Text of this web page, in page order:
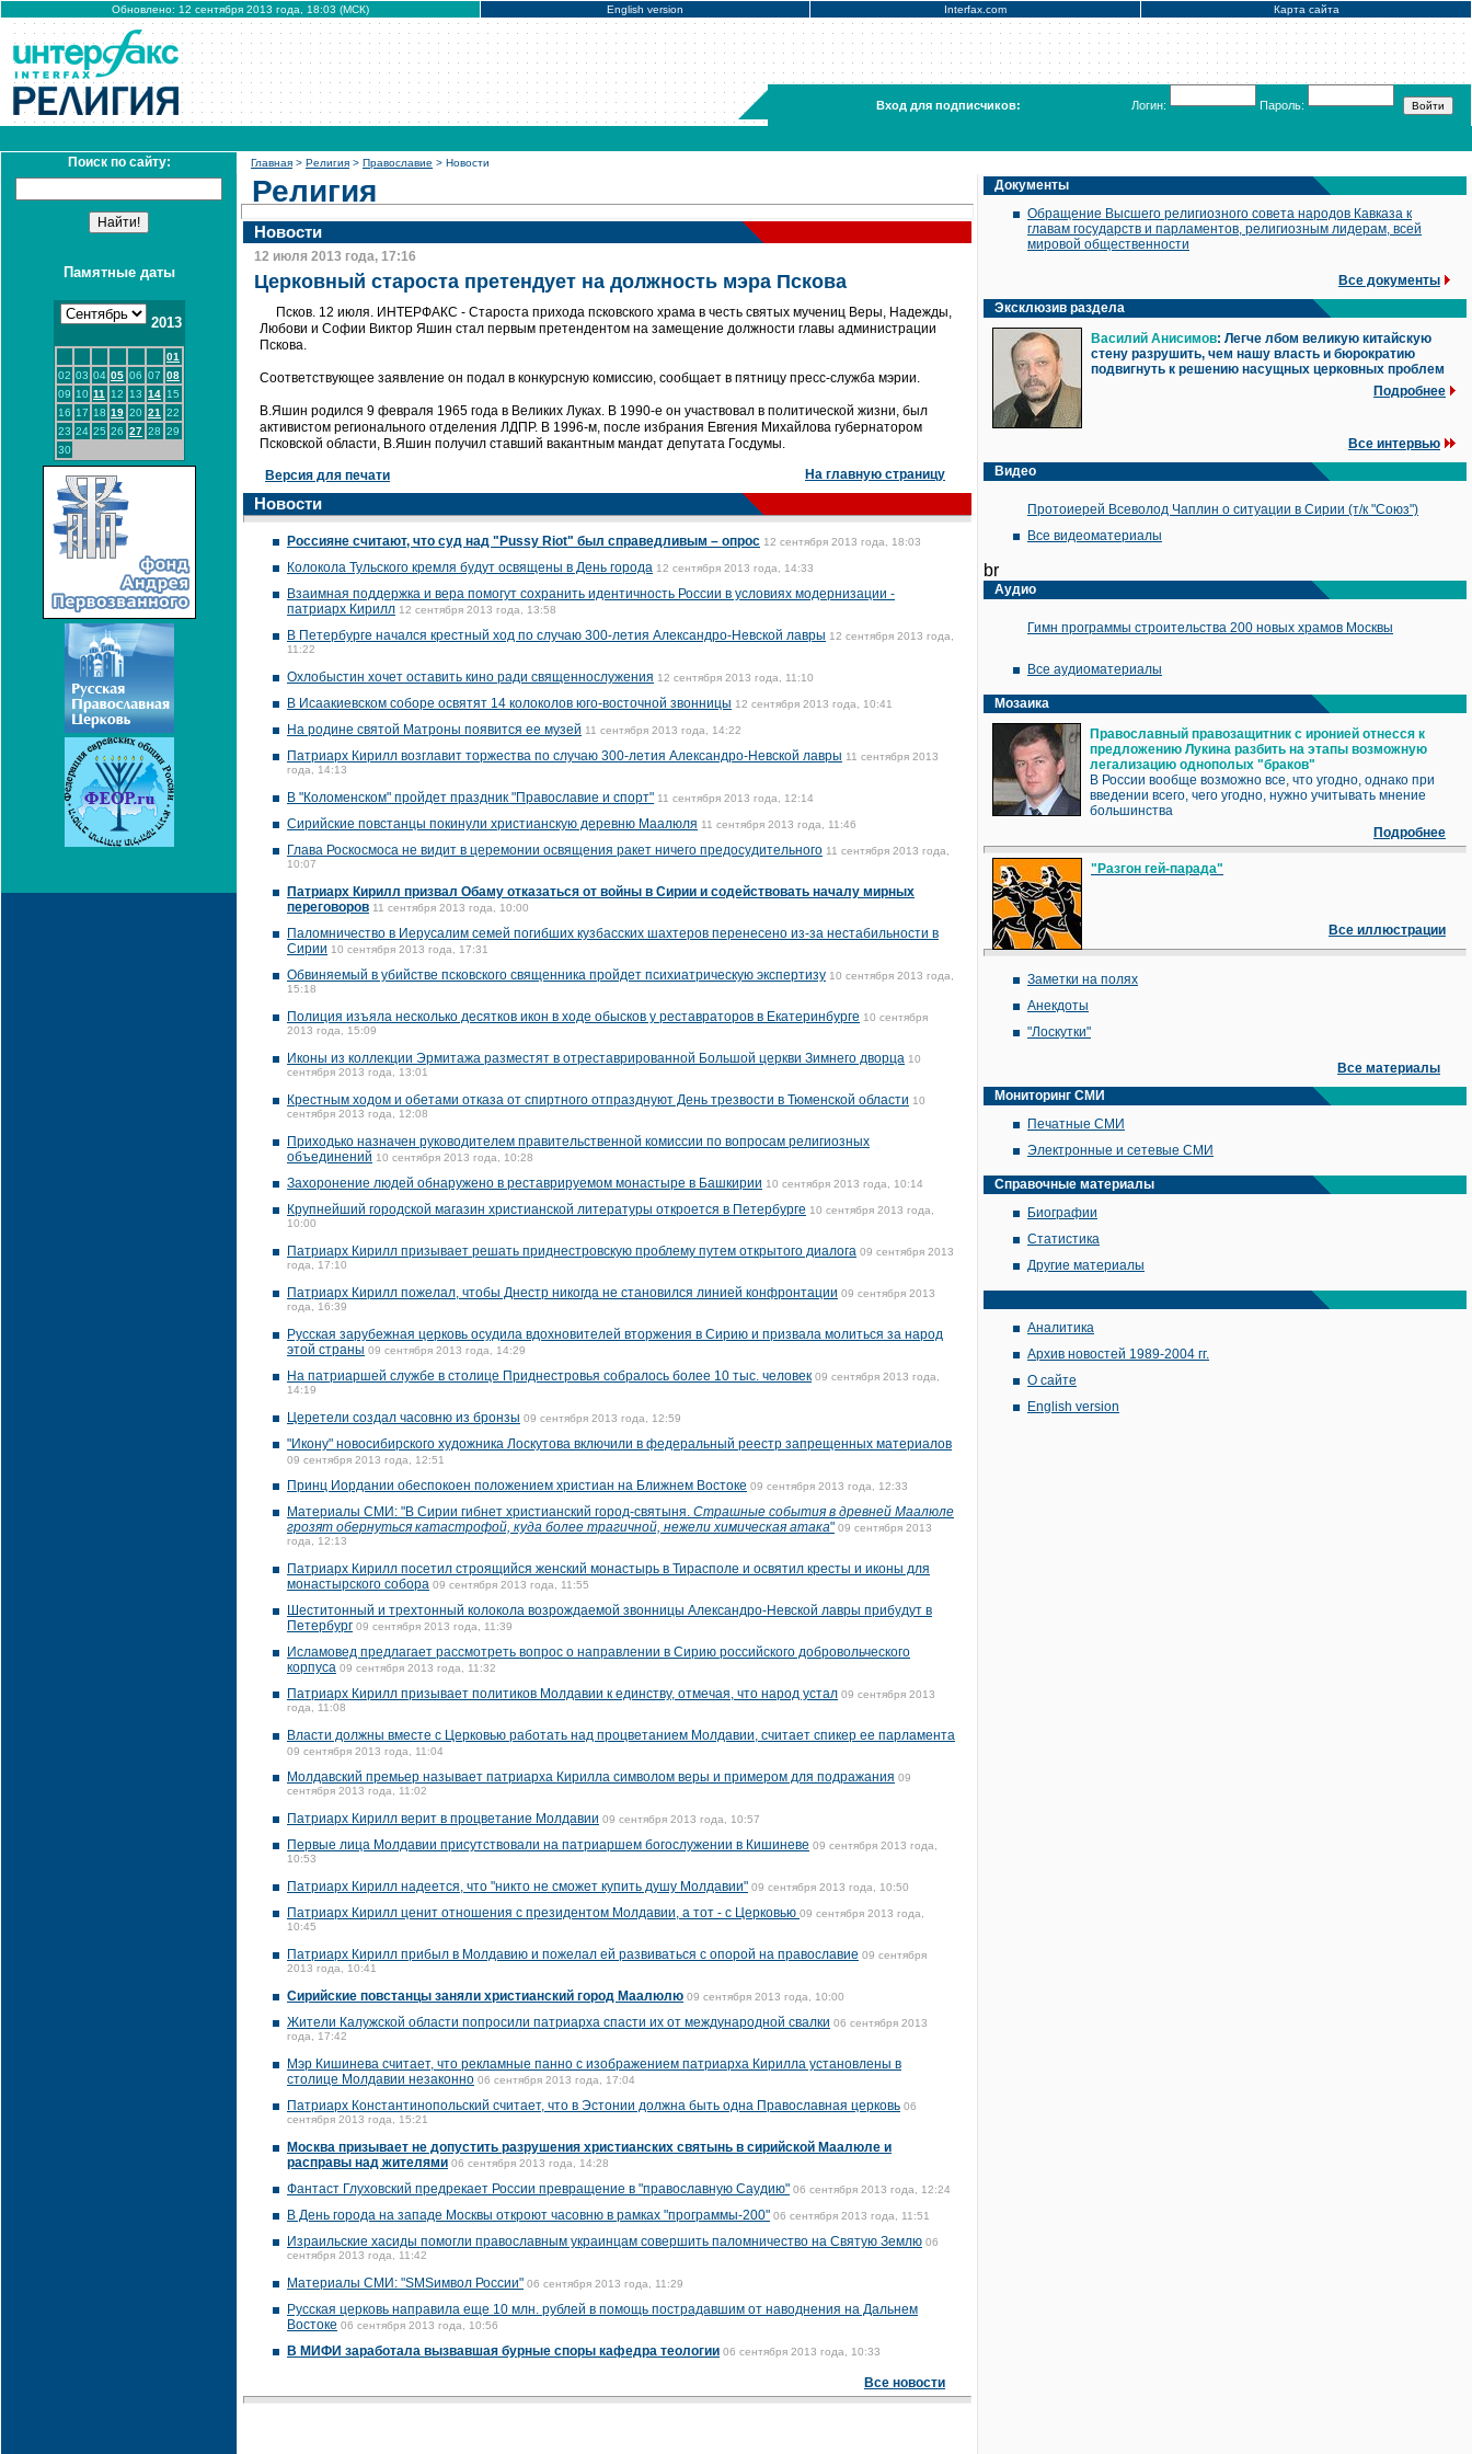
Обновлено: 12 сентября 2013 года, 18:03 (МСК) English version Interfax.com Карта сайта
Вход для подписчиков: Логин: Пароль:
Поиск по сайту:
Памятные даты
2013
01
02 03 04 05 06 07 08
09 10 11 12 13 14 15
16 17 18 19 20 21
22
23 24 25 26 27 28 29
30
Главная > Религия > Православие > Новости
Религия
Новости
12 июля 2013 года, 17:16
Церковный староста претендует на должность мэра Пскова
Псков. 12 июля. ИНТЕРФАКС - Староста прихода псковского храма в честь святых мучениц Веры, Надежды,
Любови и Софии Виктор Яшин стал первым претендентом на замещение должности главы администрации
Пскова.
Соответствующее заявление он подал в конкурсную комиссию, сообщает в пятницу пресс-служба мэрии.
В.Яшин родился 9 февраля 1965 года в Великих Луках. В 1990-е он участвовал в политической жизни, был
активистом регионального отделения ЛДПР. В 1996-м, после избрания Евгения Михайлова губернатором
Псковской области, В.Яшин получил ставший вакантным мандат депутата Госдумы.
Версия для печати На главную страницу
Новости
Россияне считают, что суд над "Pussy Riot" был справедливым – опрос 12 сентября 2013 года, 18:03
Колокола Тульского кремля будут освящены в День города 12 сентября 2013 года, 14:33
Взаимная поддержка и вера помогут сохранить идентичность России в условиях модернизации -
патриарх Кирилл 12 сентября 2013 года, 13:58
В Петербурге начался крестный ход по случаю 300-летия Александро-Невской лавры 12 сентября 2013 года,
11:22
Охлобыстин хочет оставить кино ради священнослужения 12 сентября 2013 года, 11:10
В Исаакиевском соборе освятят 14 колоколов юго-восточной звонницы 12 сентября 2013 года, 10:41
На родине святой Матроны появится ее музей 11 сентября 2013 года, 14:22
Патриарх Кирилл возглавит торжества по случаю 300-летия Александро-Невской лавры 11 сентября 2013
года, 14:13
В "Коломенском" пройдет праздник "Православие и спорт" 11 сентября 2013 года, 12:14
Сирийские повстанцы покинули христианскую деревню Маалюля 11 сентября 2013 года, 11:46
Глава Роскосмоса не видит в церемонии освящения ракет ничего предосудительного 11 сентября 2013 года,
10:07
Патриарх Кирилл призвал Обаму отказаться от войны в Сирии и содействовать началу мирных
переговоров 11 сентября 2013 года, 10:00
Паломничество в Иерусалим семей погибших кузбасских шахтеров перенесено из-за нестабильности в
Сирии 10 сентября 2013 года, 17:31
Обвиняемый в убийстве псковского священника пройдет психиатрическую экспертизу 10 сентября 2013 года,
15:18
Полиция изъяла несколько десятков икон в ходе обысков у реставраторов в Екатеринбурге 10 сентября
2013 года, 15:09
Иконы из коллекции Эрмитажа разместят в отреставрированной Большой церкви Зимнего дворца 10
сентября 2013 года, 13:01
Крестным ходом и обетами отказа от спиртного отпразднуют День трезвости в Тюменской области 10
сентября 2013 года, 12:08
Приходько назначен руководителем правительственной комиссии по вопросам религиозных
объединений 10 сентября 2013 года, 10:28
Захоронение людей обнаружено в реставрируемом монастыре в Башкирии 10 сентября 2013 года, 10:14
Крупнейший городской магазин христианской литературы откроется в Петербурге 10 сентября 2013 года,
10:00
Патриарх Кирилл призывает решать приднестровскую проблему путем открытого диалога 09 сентября 2013
года, 17:10
Патриарх Кирилл пожелал, чтобы Днестр никогда не становился линией конфронтации 09 сентября 2013
года, 16:39
Русская зарубежная церковь осудила вдохновителей вторжения в Сирию и призвала молиться за народ
этой страны 09 сентября 2013 года, 14:29
На патриаршей службе в столице Приднестровья собралось более 10 тыс. человек 09 сентября 2013 года,
14:19
Церетели создал часовню из бронзы 09 сентября 2013 года, 12:59
"Икону" новосибирского художника Лоскутова включили в федеральный реестр запрещенных материалов
09 сентября 2013 года, 12:51
Принц Иордании обеспокоен положением христиан на Ближнем Востоке 09 сентября 2013 года, 12:33
Материалы СМИ: "В Сирии гибнет христианский город-святыня. Страшные события в древней Маалюле
грозят обернуться катастрофой, куда более трагичной, нежели химическая атака" 09 сентября 2013
года, 12:13
Патриарх Кирилл посетил строящийся женский монастырь в Тирасполе и освятил кресты и иконы для
монастырского собора 09 сентября 2013 года, 11:55
Шеститонный и трехтонный колокола возрождаемой звонницы Александро-Невской лавры прибудут в
Петербург 09 сентября 2013 года, 11:39
Исламовед предлагает рассмотреть вопрос о направлении в Сирию российского добровольческого
корпуса 09 сентября 2013 года, 11:32
Патриарх Кирилл призывает политиков Молдавии к единству, отмечая, что народ устал 09 сентября 2013
года, 11:08
Власти должны вместе с Церковью работать над процветанием Молдавии, считает спикер ее парламента
09 сентября 2013 года, 11:04
Молдавский премьер называет патриарха Кирилла символом веры и примером для подражания 09
сентября 2013 года, 11:02
Патриарх Кирилл верит в процветание Молдавии 09 сентября 2013 года, 10:57
Первые лица Молдавии присутствовали на патриаршем богослужении в Кишиневе 09 сентября 2013 года,
10:53
Патриарх Кирилл надеется, что "никто не сможет купить душу Молдавии" 09 сентября 2013 года, 10:50
Патриарх Кирилл ценит отношения с президентом Молдавии, а тот - с Церковью 09 сентября 2013 года,
10:45
Патриарх Кирилл прибыл в Молдавию и пожелал ей развиваться с опорой на православие 09 сентября
2013 года, 10:41
Сирийские повстанцы заняли христианский город Маалюлю 09 сентября 2013 года, 10:00
Жители Калужской области попросили патриарха спасти их от международной свалки 06 сентября 2013
года, 17:42
Мэр Кишинева считает, что рекламные панно с изображением патриарха Кирилла установлены в
столице Молдавии незаконно 06 сентября 2013 года, 17:04
Патриарх Константинопольский считает, что в Эстонии должна быть одна Православная церковь 06
сентября 2013 года, 15:21
Москва призывает не допустить разрушения христианских святынь в сирийской Маалюле и
расправы над жителями 06 сентября 2013 года, 14:28
Фантаст Глуховский предрекает России превращение в "православную Саудию" 06 сентября 2013 года, 12:24
В День города на западе Москвы откроют часовню в рамках "программы-200" 06 сентября 2013 года, 11:51
Израильские хасиды помогли православным украинцам совершить паломничество на Святую Землю 06
сентября 2013 года, 11:42
Материалы СМИ: "SMSимвол России" 06 сентября 2013 года, 11:29
Русская церковь направила еще 10 млн. рублей в помощь пострадавшим от наводнения на Дальнем
Востоке 06 сентября 2013 года, 10:56
В МИФИ заработала вызвавшая бурные споры кафедра теологии 06 сентября 2013 года, 10:33
Все новости
Документы
Обращение Высшего религиозного совета народов Кавказа к
главам государств и парламентов, религиозным лидерам, всей
мировой общественности
Все документы
Эксклюзив раздела
Василий Анисимов: Легче лбом великую китайскую
стену разрушить, чем нашу власть и бюрократию
подвигнуть к решению насущных церковных проблем
Подробнее
Все интервью
Видео
Протоиерей Всеволод Чаплин о ситуации в Сирии (т/к "Союз")
Все видеоматериалы
br
Аудио
Гимн программы строительства 200 новых храмов Москвы
Все аудиоматериалы
Мозаика
Православный правозащитник с иронией отнесся к
предложению Лукина разбить на этапы возможную
легализацию однополых "браков"
В России вообще возможно все, что угодно, однако при
введении всего, чего угодно, нужно учитывать мнение
большинства
Подробнее
"Разгон гей-парада"
Все иллюстрации
Заметки на полях
Анекдоты
"Лоскутки"
Все материалы
Мониторинг СМИ
Печатные СМИ
Электронные и сетевые СМИ
Справочные материалы
Биографии
Статистика
Другие материалы
Аналитика
Архив новостей 1989-2004 гг.
О сайте
English version